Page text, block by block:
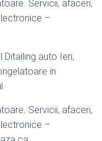
Servicii, afaceri,
–
Ditailing auto Ieri,
in
Servicii, afaceri,
–